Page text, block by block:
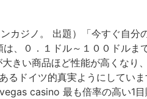
ジノ。 出題）「今すぐ自分
、０．１ドル～１００ドルま
きい商品ほど性能が高くなり
ドイツ的真実ようにしてい
casino 最も倍率の高い1